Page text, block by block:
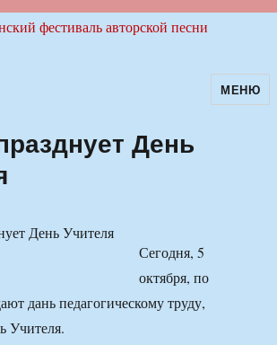
фестиваль авторскойМЕНЮ
День
Сегодня, 5
октября, по
дань педагогическому труду,
Учителя.